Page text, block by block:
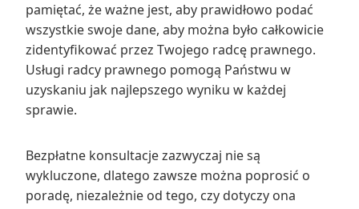
pamiętać, że ważne jest, aby prawidłowo podać
wszystkie swoje dane, aby można było całkowicie
zidentyfikować przez Twojego radcę prawnego.
Usługi radcy prawnego pomogą Państwu w
uzyskaniu jak najlepszego wyniku w każdej
sprawie.
Bezpłatne konsultacje zazwyczaj nie są
wykluczone, dlatego zawsze można poprosić o
poradę, niezależnie od tego, czy dotyczy ona